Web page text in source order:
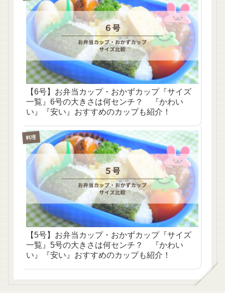
【6号】お弁当カップ・おかずカップ『サイズ
一覧』6号の大きさは何センチ？ 『かわい
い』『安い』おすすめのカップも紹介！
料理
【5号】お弁当カップ・おかずカップ『サイズ
一覧』5号の大きさは何センチ？ 『かわい
い』『安い』おすすめのカップも紹介！